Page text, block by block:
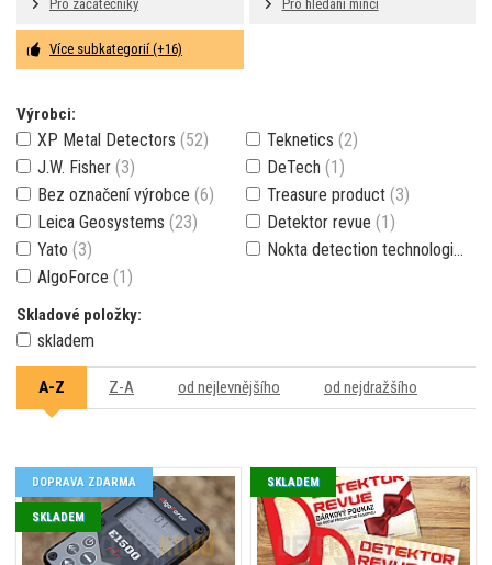
Pro začátečníky Pro hledání mincí
Více subkategorií (+16)
Výrobci:
XP Metal Detectors (52) Teknetics (2)
J.W. Fisher (3) DeTech (1)
Bez označení výrobce (6) Treasure product (3)
Leica Geosystems (23) Detektor revue (1)
Yato (3) Nokta detection technologies
AlgoForce (1)
Skladové položky:
skladem
A-Z Z-A od nejlevnějšího od nejdražšího
DOPRAVA ZDARMA
SKLADEM
SKLADEM